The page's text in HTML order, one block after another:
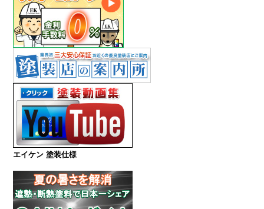
エイケン 塗装仕様